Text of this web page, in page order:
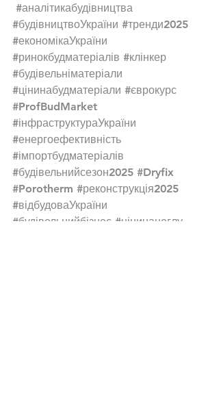
#аналітикабудівництва
#будівництвоУкраїни #тренди2025
#економікаУкраїни
#ринокбудматеріалів #клінкер
#будівельніматеріали
#цінинабудматеріали #єврокурс
#ProfBudMarket
#інфраструктураУкраїни
#енергоефективність
#імпортбудматеріалів
#будівельнийсезон2025 #Dryfix
#Porotherm #реконструкція2025
#відбудоваУкраїни
#будівельнийбізнес #цінинацеглу